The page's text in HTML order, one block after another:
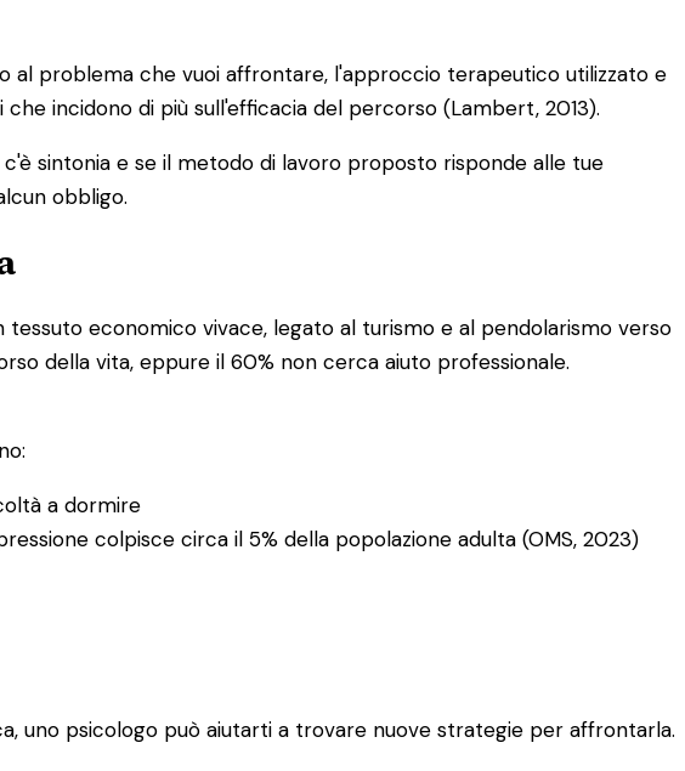
al problema che vuoi affrontare, l'approccio terapeutico utilizzato e
incidono di più sull'efficacia del percorso (Lambert, 2013).
sintonia e se il metodo di lavoro proposto risponde alle tue
obbligo.
economico vivace, legato al turismo e al pendolarismo verso
della vita, eppure il 60% non cerca aiuto professionale.
a dormire
colpisce circa il 5% della popolazione adulta (OMS, 2023)
uno psicologo può aiutarti a trovare nuove strategie per affrontarla.